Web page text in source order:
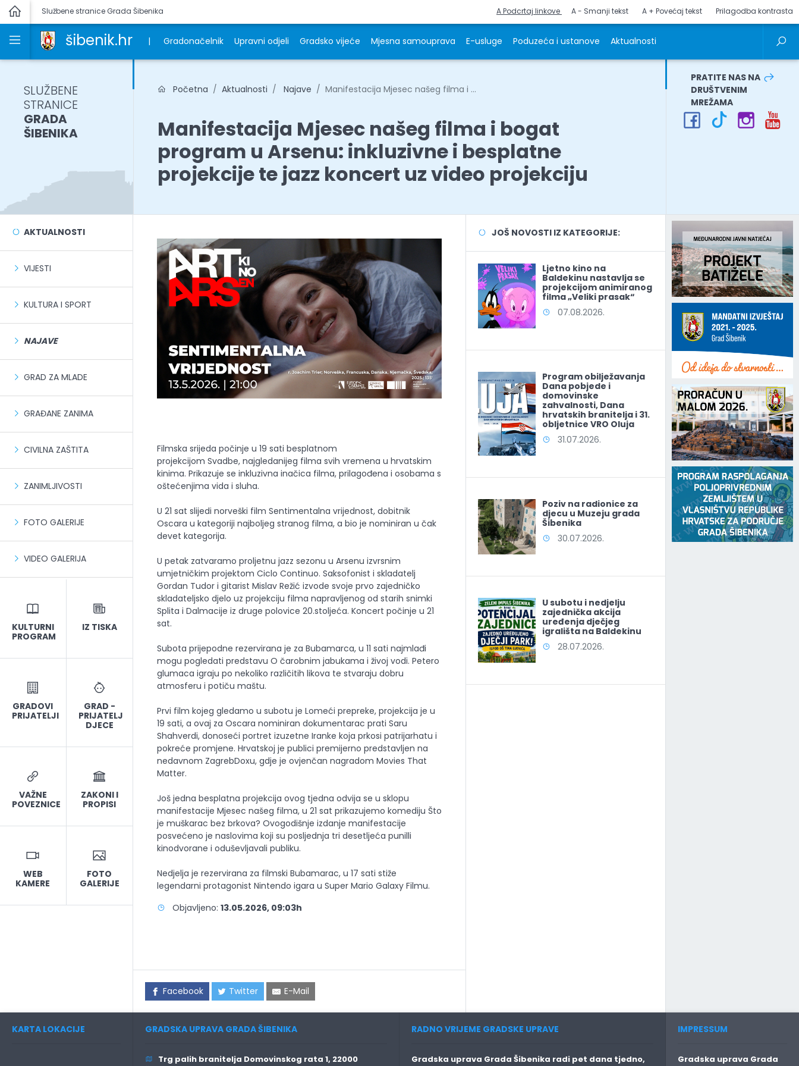
Službene stranice Grada Šibenika A Podcrtaj linkove A - Smanji tekst A + Povećaj tekst Prilagodba kontrasta
šibenik.hr | Gradonačelnik Upravni odjeli Gradsko vijeće Mjesna samouprava E-usluge Poduzeća i ustanove Aktualnosti
SLUŽBENE
STRANICE
GRADA
ŠIBENIKA
Početna Aktualnosti Najave Manifestacija Mjesec našeg filma i ...
Manifestacija Mjesec našeg filma i bogat
program u Arsenu: inkluzivne i besplatne
projekcije te jazz koncert uz video projekciju
PRATITE NAS NA
DRUŠTVENIM
MREŽAMA
AKTUALNOSTI
VIJESTI
KULTURA I SPORT
NAJAVE
GRAD ZA MLADE
GRAĐANE ZANIMA
CIVILNA ZAŠTITA
ZANIMLJIVOSTI
FOTO GALERIJE
VIDEO GALERIJA
KULTURNI
PROGRAM
IZ TISKA
GRADOVI
PRIJATELJI
GRAD -
PRIJATELJ
DJECE
VAŽNE
POVEZNICE
ZAKONI I
PROPISI
WEB
KAMERE
FOTO
GALERIJE
Filmska srijeda počinje u 19 sati besplatnom
projekcijom Svadbe, najgledanijeg filma svih vremena u hrvatskim
kinima. Prikazuje se inkluzivna inačica filma, prilagođena i osobama s
oštećenjima vida i sluha.
U 21 sat slijedi norveški film Sentimentalna vrijednost, dobitnik
Oscara u kategoriji najboljeg stranog filma, a bio je nominiran u čak
devet kategorija.
U petak zatvaramo proljetnu jazz sezonu u Arsenu izvrsnim
umjetničkim projektom Ciclo Continuo. Saksofonist i skladatelj
Gordan Tudor i gitarist Mislav Režić izvode svoje prvo zajedničko
skladateljsko djelo uz projekciju filma napravljenog od starih snimki
Splita i Dalmacije iz druge polovice 20.stoljeća. Koncert počinje u 21
sat.
Subota prijepodne rezervirana je za Bubamarca, u 11 sati najmlađi
mogu pogledati predstavu O čarobnim jabukama i živoj vodi. Petero
glumaca igraju po nekoliko različitih likova te stvaraju dobru
atmosferu i potiču maštu.
Prvi film kojeg gledamo u subotu je Lomeći prepreke, projekcija je u
19 sati, a ovaj za Oscara nominiran dokumentarac prati Saru
Shahverdi, donoseći portret izuzetne Iranke koja prkosi patrijarhatu i
pokreće promjene. Hrvatskoj je publici premijerno predstavljen na
nedavnom ZagrebDoxu, gdje je ovjenčan nagradom Movies That
Matter.
Još jedna besplatna projekcija ovog tjedna odvija se u sklopu
manifestacije Mjesec našeg filma, u 21 sat prikazujemo komediju Što
je muškarac bez brkova? Ovogodišnje izdanje manifestacije
posvećeno je naslovima koji su posljednja tri desetljeća punilli
kinodvorane i oduševljavali publiku.
Nedjelja je rezervirana za filmski Bubamarac, u 17 sati stiže
legendarni protagonist Nintendo igara u Super Mario Galaxy Filmu.
Objavljeno: 13.05.2026, 09:03h
Facebook Twitter E-Mail
JOŠ NOVOSTI IZ KATEGORIJE:
Ljetno kino na
Baldekinu nastavlja se
projekcijom animiranog
filma „Veliki prasak“
07.08.2026.
Program obilježavanja
Dana pobjede i
domovinske
zahvalnosti, Dana
hrvatskih branitelja i 31.
obljetnice VRO Oluja
31.07.2026.
Poziv na radionice za
djecu u Muzeju grada
Šibenika
30.07.2026.
U subotu i nedjelju
zajednička akcija
uređenja dječjeg
igrališta na Baldekinu
28.07.2026.
KARTA LOKACIJE GRADSKA UPRAVA GRADA ŠIBENIKA
Trg palih branitelja Domovinskog rata 1, 22000
RADNO VRIJEME GRADSKE UPRAVE
Gradska uprava Grada Šibenika radi pet dana tjedno,
IMPRESSUM
Gradska uprava Grada